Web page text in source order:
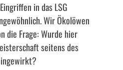
in das LSG
Wir Ökolöwen
die Frage: Wurde hier
seitens des